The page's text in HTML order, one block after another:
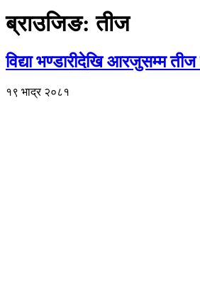
ब्राउजिङ:तीज
विद्या भण्डारीदेखि आरजुसम्म
१९ भाद्र २०८१